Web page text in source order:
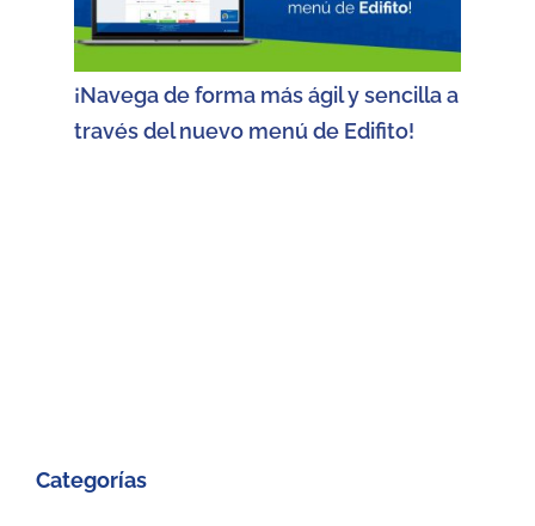
¡Navega de forma más ágil y sencilla a
través del nuevo menú de Edifito!
Categorías